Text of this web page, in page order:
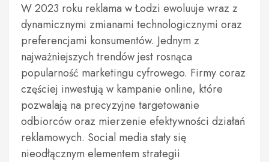
W 2023 roku reklama w Łodzi ewoluuje wraz z
dynamicznymi zmianami technologicznymi oraz
preferencjami konsumentów. Jednym z
najważniejszych trendów jest rosnąca
popularność marketingu cyfrowego. Firmy coraz
częściej inwestują w kampanie online, które
pozwalają na precyzyjne targetowanie
odbiorców oraz mierzenie efektywności działań
reklamowych. Social media stały się
nieodłącznym elementem strategii